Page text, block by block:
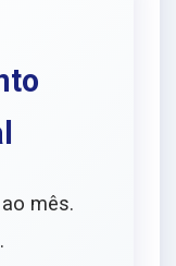
mês.